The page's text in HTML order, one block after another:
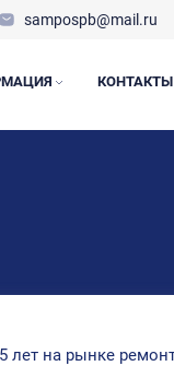
sampospb@mail.ru
КОНТАКТЫ
на рынке